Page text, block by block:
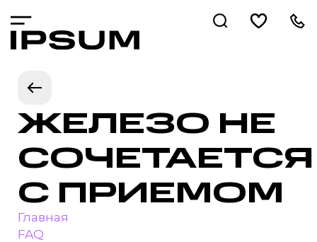
ЖЕЛЕЗО НЕ
СОЧЕТАЕТСЯ
С ПРИЕМОМ
Главная
FAQ